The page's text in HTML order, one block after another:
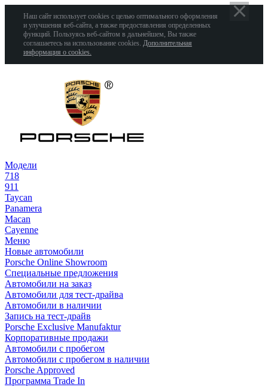
Наш сайт использует cookies с целью оптимального оформления
и улучшения веб-сайта, а также предоставления определенных
функций. Пользуясь веб-сайтом в дальнейшем, Вы также
соглашаетесь на использование cookies. Дополнительная
информация о cookies.
Модели
718
911
Taycan
Panamera
Macan
Cayenne
Меню
Новые автомобили
Porsche Online Showroom
Специальные предложения
Автомобили на заказ
Автомобили для тест-драйва
Автомобили в наличии
Запись на тест-драйв
Porsche Exclusive Manufaktur
Корпоративные продажи
Автомобили с пробегом
Автомобили с пробегом в наличии
Porsche Approved
Программа Trade In